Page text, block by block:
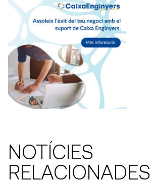
NOTÍCIES
RELACIONADES